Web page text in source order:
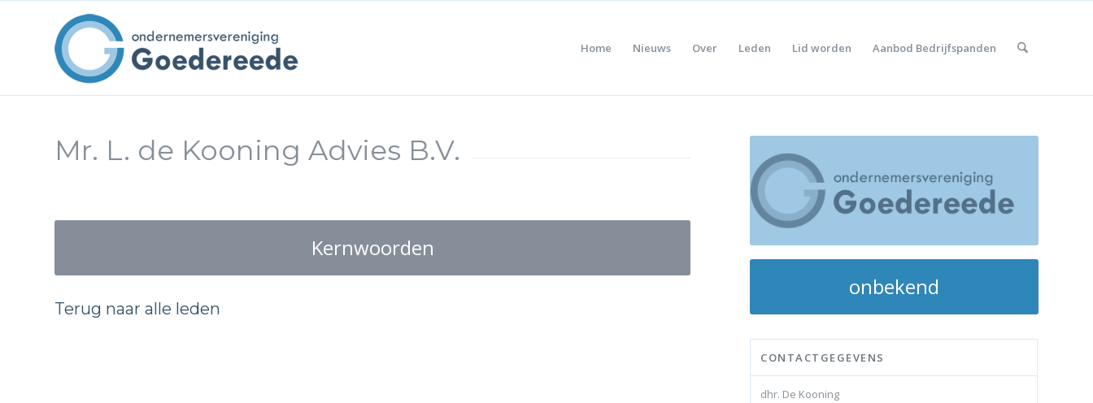
Home Nieuws Over Leden Lid worden Aanbod Bedrijfspanden
Mr. L. de Kooning Advies B.V.
Kernwoorden
Terug naar alle leden
onbekend
CONTACTGEGEVENS
dhr. De Kooning